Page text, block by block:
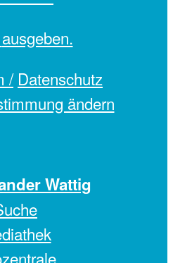
ausgeben.
/ Datenschutz
ändern
Wattig